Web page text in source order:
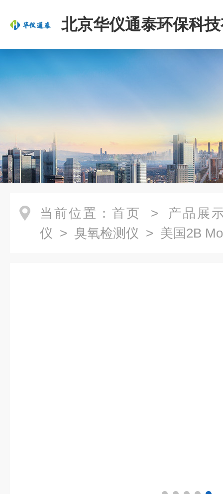
北京华仪通泰环保科
司
当前位置： 首页 > 产品展
仪 > 臭氧检测仪 > 美国2B